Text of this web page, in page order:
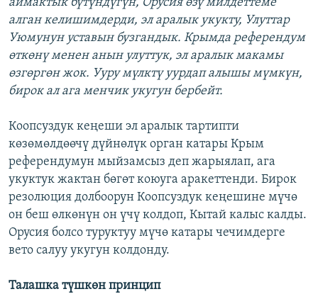
аймактык бүтүндүгүн, Орусия өзү милдеттеме
алган келишимдерди, эл аралык укукту, Улуттар
Уюмунун уставын бузгандык. Крымда референдум
өткөнү менен анын улуттук, эл аралык макамы
өзгөргөн жок. Ууру мүлктү уурдап алышы мүмкүн,
бирок ал ага менчик укугун бербейт.
Коопсуздук кеңеши эл аралык тартипти
көзөмөлдөөчү дүйнөлүк орган катары Крым
референдумун мыйзамсыз деп жарыялап, ага
укуктук жактан бөгөт коюуга аракеттенди. Бирок
резолюция долбоорун Коопсуздук кеңешине мүчө
он беш өлкөнүн он үчү колдоп, Кытай калыс калды.
Орусия болсо туруктуу мүчө катары чечимдерге
вето салуу укугун колдонду.
Талашка түшкөн принцип